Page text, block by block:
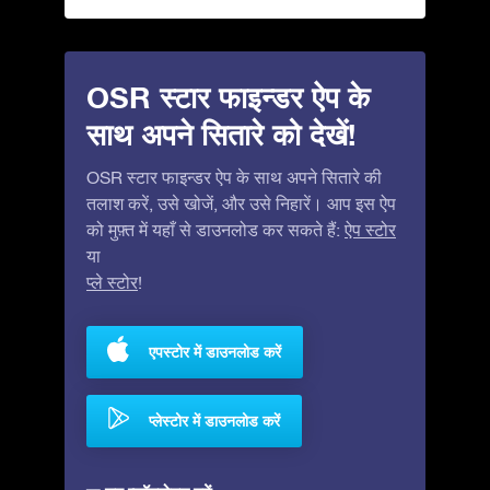
OSR स्टार फाइन्डर ऐप के
साथ अपने सितारे को देखें!
OSR स्टार फाइन्डर ऐप के साथ अपने सितारे की
तलाश करें, उसे खोजें, और उसे निहारें। आप इस ऐप
को मुफ़्त में यहाँ से डाउनलोड कर सकते हैं: ऐप स्टोर
या
प्ले स्टोर!
एपस्टोर में डाउनलोड करें
प्लेस्टोर में डाउनलोड करें